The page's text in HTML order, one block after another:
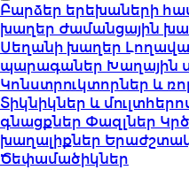
Բարձեր երեխաների
խաղեր Ժամանցային
Սեղանի խաղեր
պարագաներ Խաղային
Կոնստրուկտորներ և
Տիկնիկներ և
գնացքներ Փազլներ
խաղալիքներ
Ծեփամածիկներ